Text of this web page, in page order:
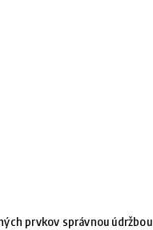
prvkov správnou údržbou